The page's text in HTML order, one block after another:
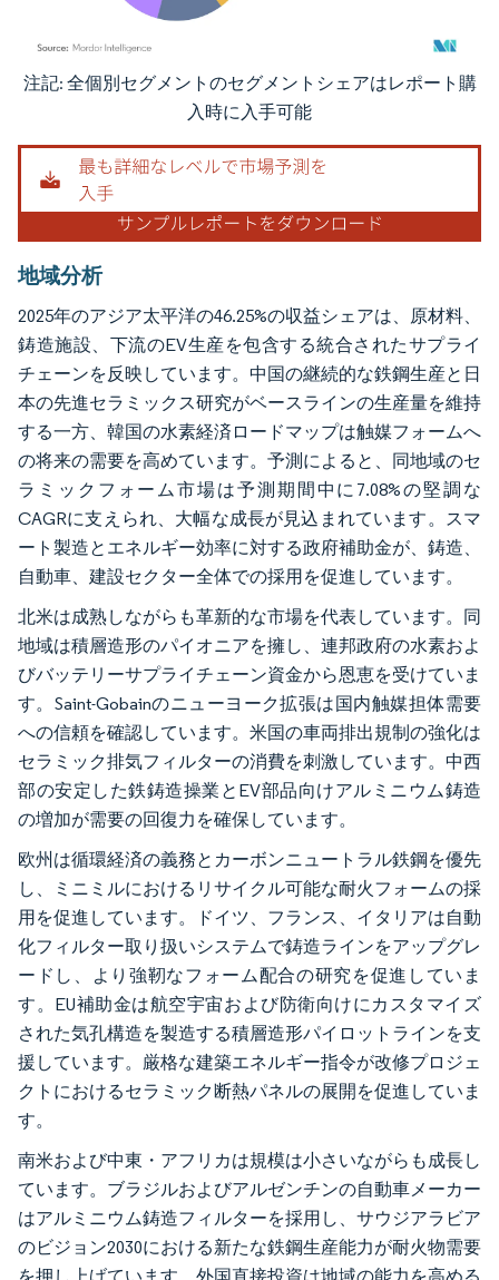
画像 © Mordor Intelligence。再利用にはCC BY 4.0の表示が必要です。
注記: 全個別セグメントのセグメントシェアはレポート購
入時に入手可能
地域分析
2025年のアジア太平洋の46.25%の収益シェアは、原材料、
鋳造施設、下流のEV生産を包含する統合されたサプライ
チェーンを反映しています。中国の継続的な鉄鋼生産と日
本の先進セラミックス研究がベースラインの生産量を維持
する一方、韓国の水素経済ロードマップは触媒フォームへ
の将来の需要を高めています。予測によると、同地域のセ
ラミックフォーム市場は予測期間中に7.08%の堅調な
CAGRに支えられ、大幅な成長が見込まれています。スマ
ート製造とエネルギー効率に対する政府補助金が、鋳造、
自動車、建設セクター全体での採用を促進しています。
北米は成熟しながらも革新的な市場を代表しています。同
地域は積層造形のパイオニアを擁し、連邦政府の水素およ
びバッテリーサプライチェーン資金から恩恵を受けていま
す。Saint-Gobainのニューヨーク拡張は国内触媒担体需要
への信頼を確認しています。米国の車両排出規制の強化は
セラミック排気フィルターの消費を刺激しています。中西
部の安定した鉄鋳造操業とEV部品向けアルミニウム鋳造
の増加が需要の回復力を確保しています。
欧州は循環経済の義務とカーボンニュートラル鉄鋼を優先
し、ミニミルにおけるリサイクル可能な耐火フォームの採
用を促進しています。ドイツ、フランス、イタリアは自動
化フィルター取り扱いシステムで鋳造ラインをアップグレ
ードし、より強靭なフォーム配合の研究を促進していま
す。EU補助金は航空宇宙および防衛向けにカスタマイズ
された気孔構造を製造する積層造形パイロットラインを支
援しています。厳格な建築エネルギー指令が改修プロジェ
クトにおけるセラミック断熱パネルの展開を促進していま
す。
南米および中東・アフリカは規模は小さいながらも成長し
ています。ブラジルおよびアルゼンチンの自動車メーカー
はアルミニウム鋳造フィルターを採用し、サウジアラビア
のビジョン2030における新たな鉄鋼生産能力が耐火物需要